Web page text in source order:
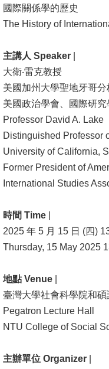
究
息
公
告
國
際
化
高
教
耕
辦
及
文
心
&
國際關係學的歷史
The History of
主講人 Speaker
大衛‧雷克教授
美國加州大學聖地牙哥
美國政治學會、國際研
Professor David A. Lake
Distinguished Professor
University of California,
Former President of
International Studies
時間 Time
2025 年 5 月 15 日 (四)
Thursday, 15 May 2025
地點 Venue
臺灣大學社會科學院和碩
Pegatron Lecture Hall
NTU College of Social
主辦單位 Organizer